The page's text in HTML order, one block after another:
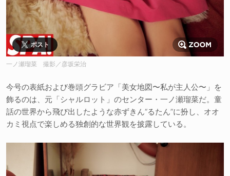
ポスト
一ノ瀬瑠菜 撮影／彦坂栄治
今号の表紙および巻頭グラビア「美女地図〜私が主人公〜」を
飾るのは、元「シャルロット」のセンター・一ノ瀬瑠菜だ。童
話の世界から飛び出したような赤ずきん“るたん”に扮し、オオ
カミ視点で楽しめる独創的な世界観を披露している。